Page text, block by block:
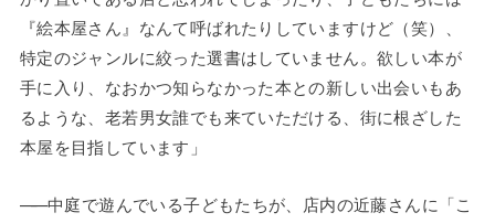
『絵本屋さん』なんて呼ばれたりしていますけど（笑）、
特定のジャンルに絞った選書はしていません。欲しい本が
手に入り、なおかつ知らなかった本との新しい出会いもあ
るような、老若男女誰でも来ていただける、街に根ざした
本屋を目指しています」
——中庭で遊んでいる子どもたちが、店内の近藤さんに「こ